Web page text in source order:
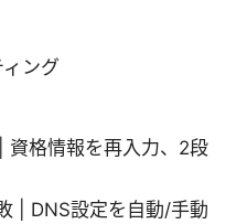
ング
格情報を再入力、2段
| DNS設定を自動/手動